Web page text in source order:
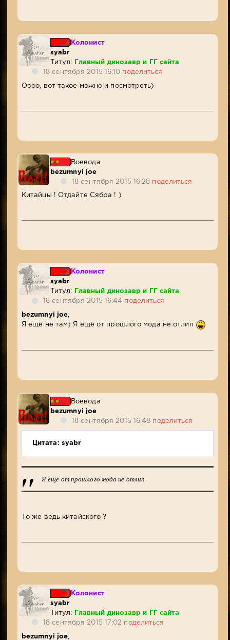
Колонист
syabr
Титул:
Главный динозавр и ГГ сайта
18 сентября 2015 16:10 поделиться
Оооо, вот такое можно и посмотреть)
Воевода
bezumnyi joe
18 сентября 2015 16:28 поделиться
Китайцы ! Отдайте Сябра ! )
Колонист
syabr
Титул:
Главный динозавр и ГГ сайта
18 сентября 2015 16:44 поделиться
bezumnyi joe
Я ещё не там) Я ещё от прошлого мода не отлип
Воевода
bezumnyi joe
18 сентября 2015 16:48 поделиться
Цитата: syabr
Я ещё от прошлого мода не отлип
То же ведь китайского ?
Колонист
syabr
Титул:
Главный динозавр и ГГ сайта
18 сентября 2015 17:02 поделиться
bezumnyi joe